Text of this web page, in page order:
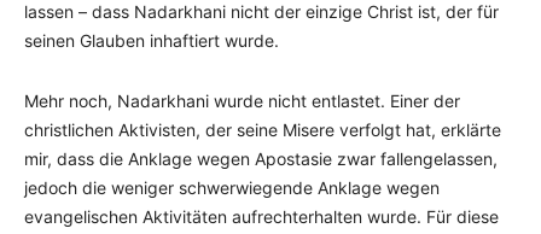
lassen – dass Nadarkhani nicht der einzige Christ ist, der für
seinen Glauben inhaftiert wurde.
Mehr noch, Nadarkhani wurde nicht entlastet. Einer der
christlichen Aktivisten, der seine Misere verfolgt hat, erklärte
mir, dass die Anklage wegen Apostasie zwar fallengelassen,
jedoch die weniger schwerwiegende Anklage wegen
evangelischen Aktivitäten aufrechterhalten wurde. Für diese